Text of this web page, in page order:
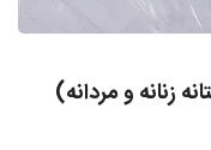
زنانه و مردانه)